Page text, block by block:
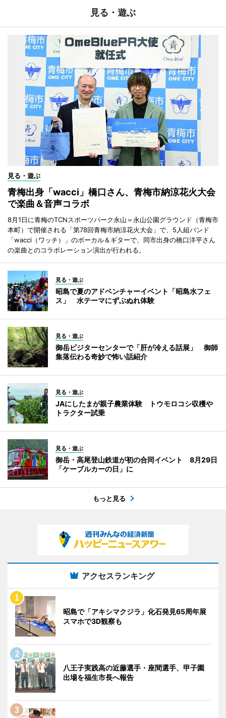
見る・遊ぶ
見る・遊ぶ
青梅出身「wacci」橋口さん、青梅市納涼花火大会
で楽曲＆音声コラボ
8月1日に青梅のTCNスポーツパーク永山＝永山公園グラウンド（青梅市
本町）で開催される「第78回青梅市納涼花火大会」で、5人組バンド
「wacci（ワッチ）」のボーカル＆ギターで、同市出身の橋口洋平さん
の楽曲とのコラボレーション演出が行われる。
見る・遊ぶ
昭島で夏のアドベンチャーイベント「昭島水フェ
ス」 水テーマにずぶぬれ体験
見る・遊ぶ
御岳ビジターセンターで「肝が冷える話展」 御師
集落伝わる奇妙で怖い話紹介
見る・遊ぶ
JAにしたまが親子農業体験 トウモロコシ収穫や
トラクター試乗
見る・遊ぶ
御岳・高尾登山鉄道が初の合同イベント 8月29日
「ケーブルカーの日」に
もっと見る
アクセスランキング
昭島で「アキシマクジラ」化石発見65周年展
スマホで3D観察も
八王子実践高の近藤選手・座間選手、甲子園
出場を福生市長へ報告